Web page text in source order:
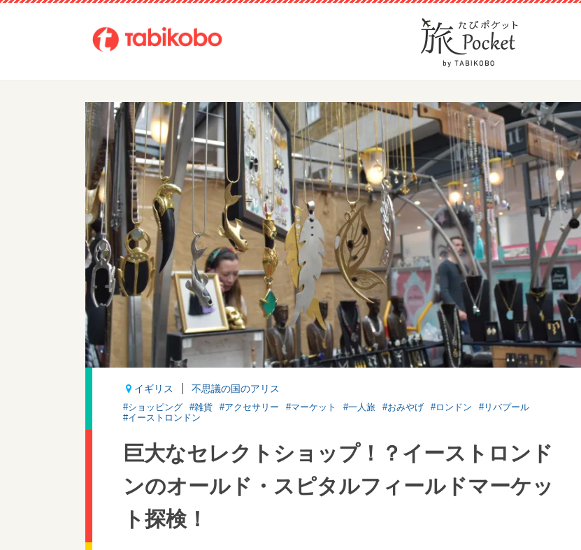
イギリス 不思議の国のアリス
#ショッピング #雑貨 #アクセサリー #マーケット #一人旅 #おみやげ #ロンドン
#リバプール
#イーストロンドン
巨大なセレクトショップ！？イーストロンド
ンのオールド・スピタルフィールドマーケッ
ト探検！